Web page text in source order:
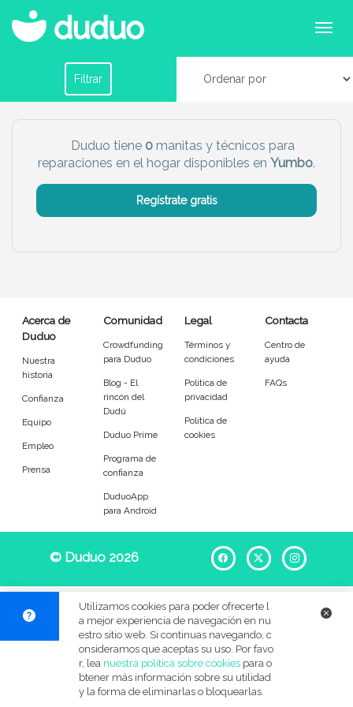
Servicios de manitas y reparaciones en Yumbo
Filtrar
Filtrar por horario
Chico Chica
Más servicio del dudú
Limpieza Manitas
Entrenador Asistente
Tipo de atención
Reparaciones del hogar Empleado de mantenimiento
Muebles Sustitución de cisternas
Grifos Cuadros
Accesorios generales Instalación eléctrica
Duduo tiene 0manitas y técnicos para
reparaciones en el hogar disponibles en Yumbo.
Regístrate gratis
Acerca de
Duduo
Nuestra
historia
Confianza
Equipo
Empleo
Prensa
Comunidad
Crowdfunding
para Duduo
Blog - El
rincón del
Dudú
Duduo Prime
Programa de
confianza
DuduoApp
para Android
Legal
Términos y
condiciones
Política de
privacidad
Política de
cookies
Contacta
Centro de
ayuda
FAQs
© Duduo 2026 Facebook
X
Utilizamos cookies para poder ofrecerte l
a mejor experiencia de navegación en nu
estro sitio web. Si continuas navegando, c
onsideramos que aceptas su uso. Por favo
r, lea nuestra política sobre cookiespara o
btener más información sobre su utilidad
y la forma de eliminarlas o bloquearlas.